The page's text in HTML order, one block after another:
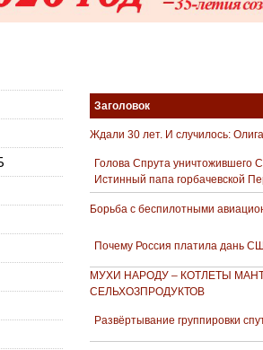
Заголовок
Ждали 30 лет. И случилось:
Голова Спрута
Истинный папа горбачевской
Борьба с беспилотными
Почему Россия платила дань
МУХИ НАРОДУ – КОТЛЕТЫ
СЕЛЬХОЗПРОДУКТОВ
Развёртывание группировки